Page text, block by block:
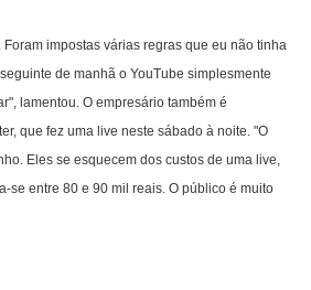
impostas várias regras que eu não tinha
de manhã o YouTube simplesmente
lamentou. O empresário também é
que fez uma live neste sábado à noite. "O
Eles se esquecem dos custos de uma live,
se entre 80 e 90 mil reais. O público é muito